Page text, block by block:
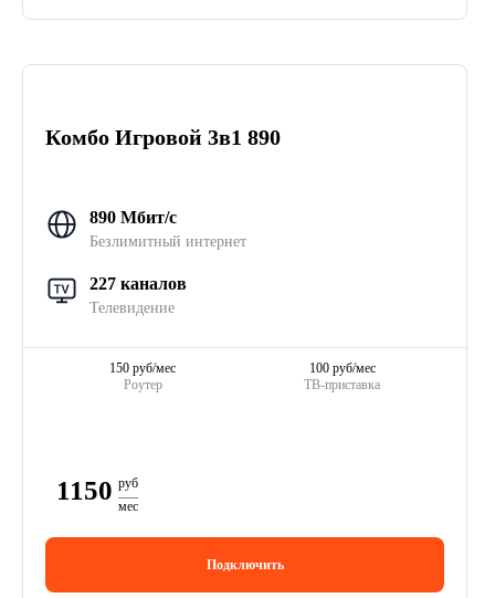
Комбо Игровой 3в1 890
890 Мбит/с
Безлимитный интернет
227 каналов
Телевидение
Роутер
150 руб/мес
ТВ-приставка
100 руб/мес
1150 руб
мес
Подключить